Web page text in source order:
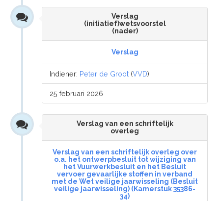
Verslag
(initiatief)wetsvoorstel
(nader)
Verslag
Indiener: Peter de Groot (VVD)
25 februari 2026
Verslag van een schriftelijk
overleg
Verslag van een schriftelijk overleg over
o.a. het ontwerpbesluit tot wijziging van
het Vuurwerkbesluit en het Besluit
vervoer gevaarlijke stoffen in verband
met de Wet veilige jaarwisseling (Besluit
veilige jaarwisseling) (Kamerstuk 35386-
34)